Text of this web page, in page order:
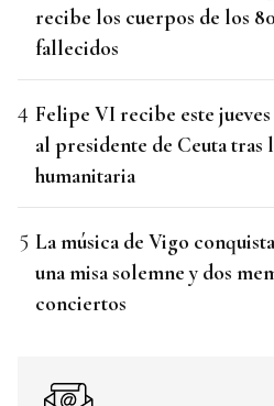
recibe los cuerpos de los
fallecidos
Felipe VI recibe este
al presidente de Ceuta tras
humanitaria
La música de Vigo
una misa solemne y dos
conciertos